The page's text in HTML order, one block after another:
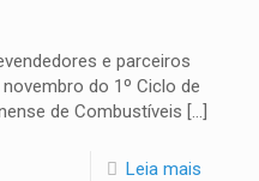
e parceiros
do 1º Ciclo de
de Combustíveis […]
Leia mais